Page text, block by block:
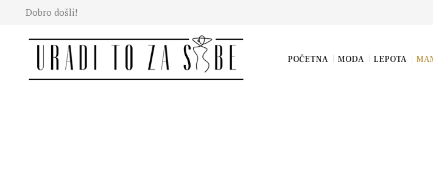
Dobro došli!
POČETNA MODA LEPOTA
Moda
Mama i
deca